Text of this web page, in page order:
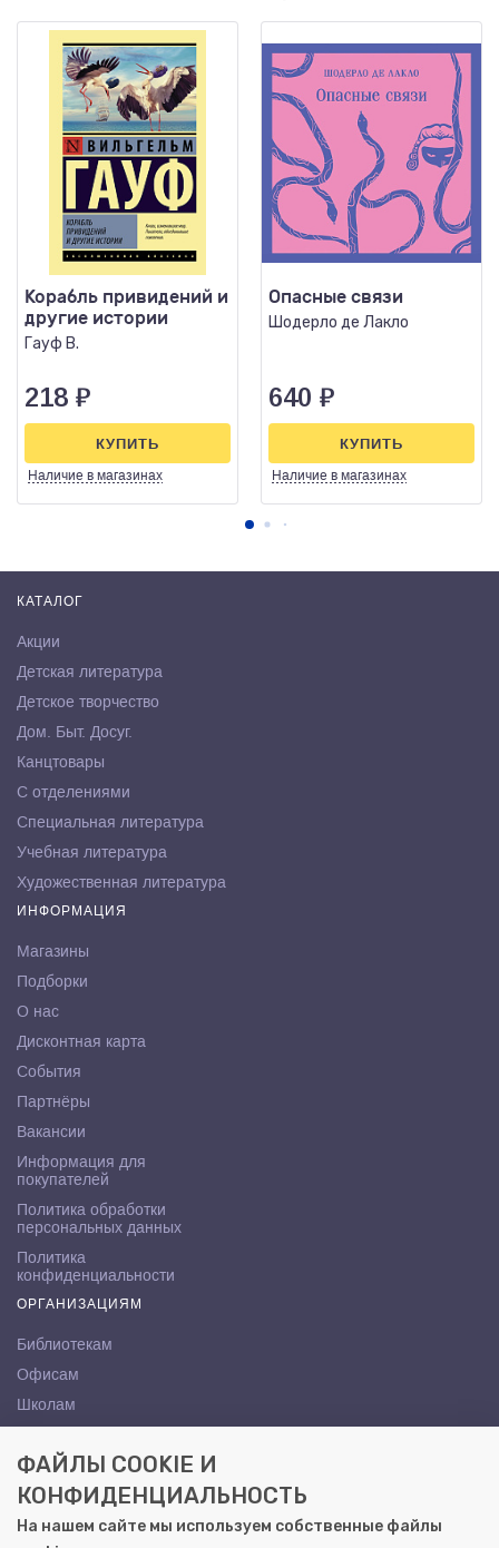
Корабль привидений и
другие истории
Гауф В.
218 ₽
Наличие в магазинах
КУПИТЬ
Опасные связи
Шодерло де Лакло
640 ₽
Наличие в магазинах
КУПИТЬ
КАТАЛОГ
Акции
Детская литература
Детское творчество
Дом. Быт. Досуг.
Канцтовары
С отделениями
Специальная литература
Учебная литература
Художественная литература
ИНФОРМАЦИЯ
Магазины
Подборки
О нас
Дисконтная карта
События
Партнёры
Вакансии
Информация для
покупателей
Политика обработки
персональных данных
Политика
конфиденциальности
ОРГАНИЗАЦИЯМ
Библиотекам
Офисам
Школам
КОНТАКТЫ
Саратов, ул. Осипова, 10А
+7 (8452) 72-65-65
ФАЙЛЫ COOKIE И
КОНФИДЕНЦИАЛЬНОСТЬ
На нашем сайте мы используем собственные файлы